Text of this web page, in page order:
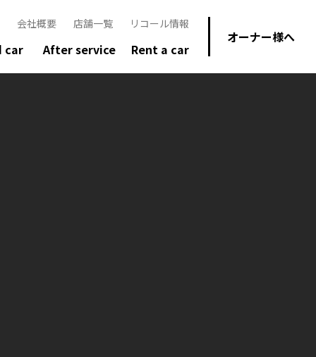
car After service Rent a car
オーナー様へ
会社概要 店舗一覧 リコール情報